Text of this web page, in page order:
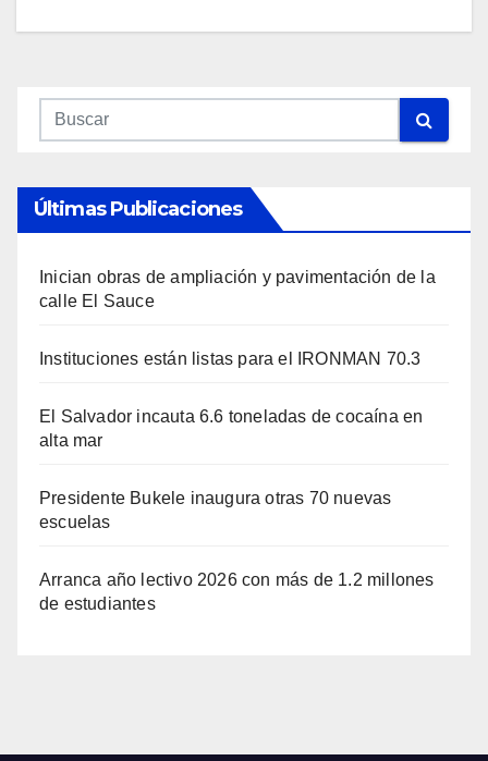
Últimas Publicaciones
Inician obras de ampliación y pavimentación de la
calle El Sauce
Instituciones están listas para el IRONMAN 70.3
El Salvador incauta 6.6 toneladas de cocaína en
alta mar
Presidente Bukele inaugura otras 70 nuevas
escuelas
Arranca año lectivo 2026 con más de 1.2 millones
de estudiantes